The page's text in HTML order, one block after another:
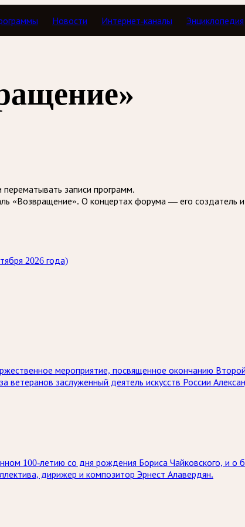
Новости Интернет-каналы Энциклопедия
в мажоре
перематывать записи программ.
«Возвращение». О концертах форума — его создатель
2026 года)
мероприятие, посвященное окончанию
ветеранов заслуженный деятель искусств России
100-летию со дня рождения Бориса Чайковского, и о
дирижер и композитор Эрнест Алавердян.